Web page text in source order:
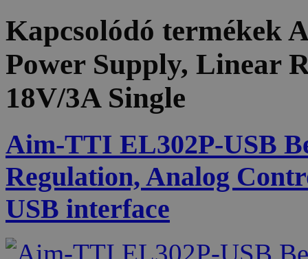
Kapcsolódó termékek
Power Supply, Linear
18V/3A Single
Aim-TTI EL302P-USB
Regulation, Analog
USB interface